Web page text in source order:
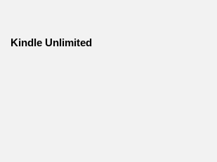
Kindle Unlimited